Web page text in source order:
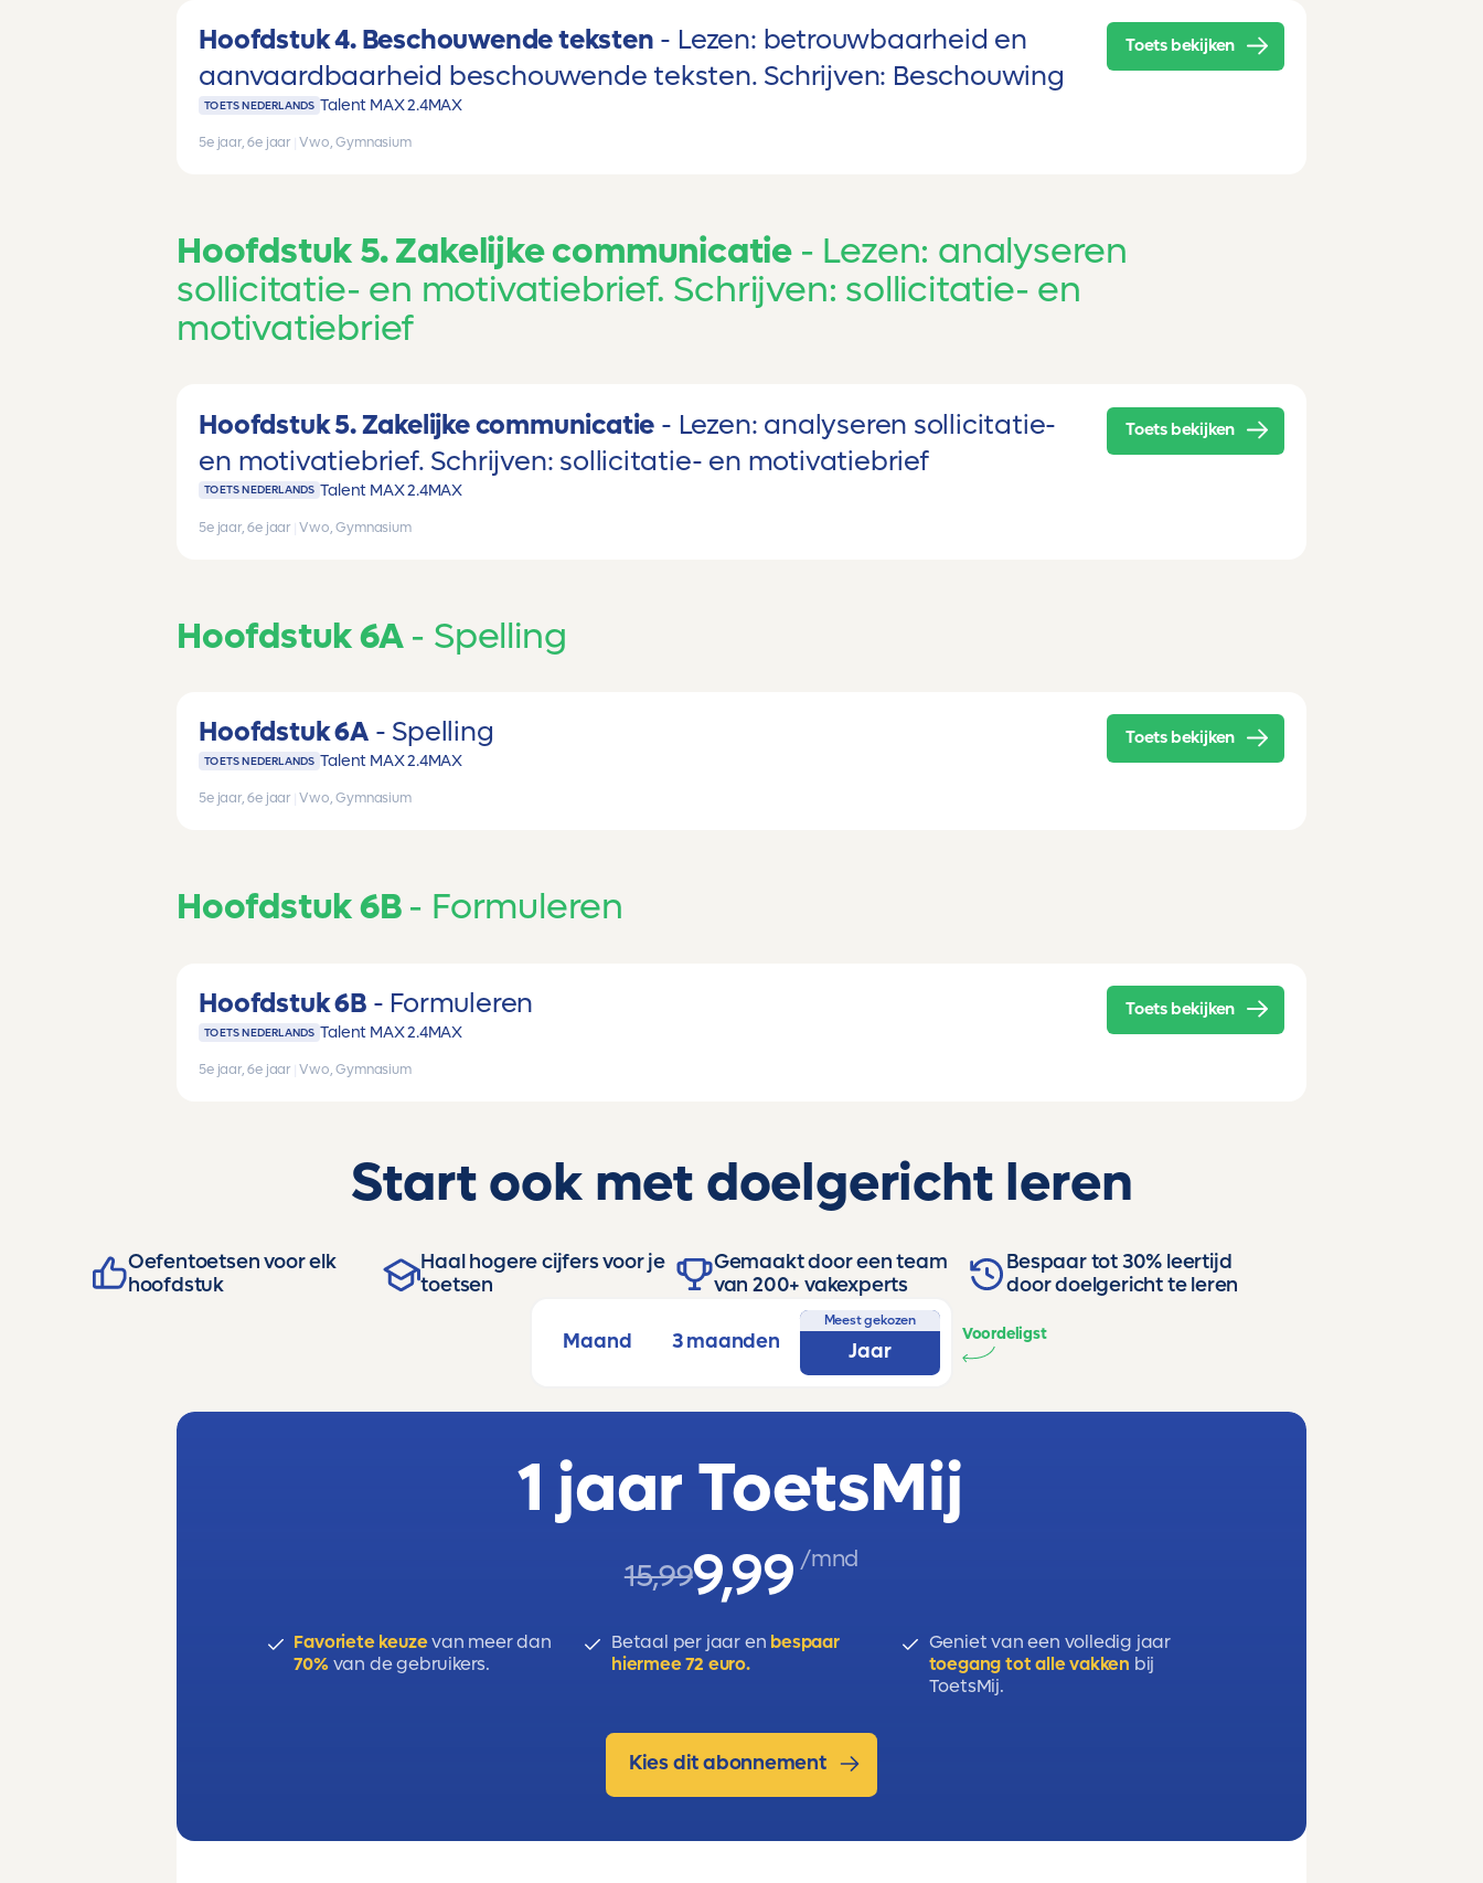
Hoofdstuk 4. Beschouwende teksten
Lezen: betrouwbaarheid en
aanvaardbaarheid beschouwende teksten. Schrijven: Beschouwing
TOETS NEDERLANDS Talent MAX 2.4MAX
5e jaar, 6e jaar Vwo, Gymnasium
Toets bekijken
Hoofdstuk 5. Zakelijke communicatie
Lezen: analyseren
sollicitatie- en motivatiebrief. Schrijven: sollicitatie- en
motivatiebrief
Hoofdstuk 5. Zakelijke communicatie
Lezen: analyseren sollicitatie-
en motivatiebrief. Schrijven: sollicitatie- en motivatiebrief
TOETS NEDERLANDS Talent MAX 2.4MAX
5e jaar, 6e jaar Vwo, Gymnasium
Toets bekijken
Hoofdstuk 6A Spelling
Hoofdstuk 6A Spelling
TOETS NEDERLANDS Talent MAX 2.4MAX
5e jaar, 6e jaar Vwo, Gymnasium
Toets bekijken
Hoofdstuk 6B Formuleren
Hoofdstuk 6B Formuleren
TOETS NEDERLANDS Talent MAX 2.4MAX
5e jaar, 6e jaar Vwo, Gymnasium
Toets bekijken
Start ook met doelgericht leren
Oefentoetsen voor elk
hoofdstuk
Haal hogere cijfers voor je
toetsen
Gemaakt door een team
van 200+ vakexperts
Bespaar tot 30% leertijd
door doelgericht te leren
Maand 3 maanden
Meest gekozen
Jaar
Voordeligst
1 jaar ToetsMij
15,999,99 /mnd
Favoriete keuzevan meer dan
70%van de gebruikers.
Betaal per jaar en bespaar
hiermee 72 euro.
Geniet van een volledig jaar
toegang tot alle vakken bij
ToetsMij.
Kies dit abonnement